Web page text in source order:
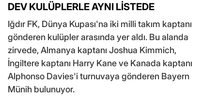
DEV KULÜPLERLE AYNI LİSTEDE
Iğdır FK, Dünya Kupası'na iki milli takım kaptanı
gönderen kulüpler arasında yer aldı. Bu alanda
zirvede, Almanya kaptanı Joshua Kimmich,
İngiltere kaptanı Harry Kane ve Kanada kaptanı
Alphonso Davies'i turnuvaya gönderen Bayern
Münih bulunuyor.